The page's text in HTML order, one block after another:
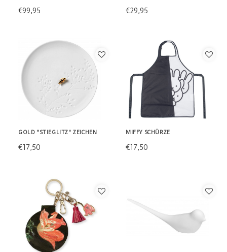
€99,95 €29,95
GOLD "STIEGLITZ" ZEICHEN
€17,50
MIFFY SCHÜRZE
€17,50